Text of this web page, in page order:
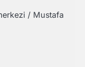
/ Mustafa